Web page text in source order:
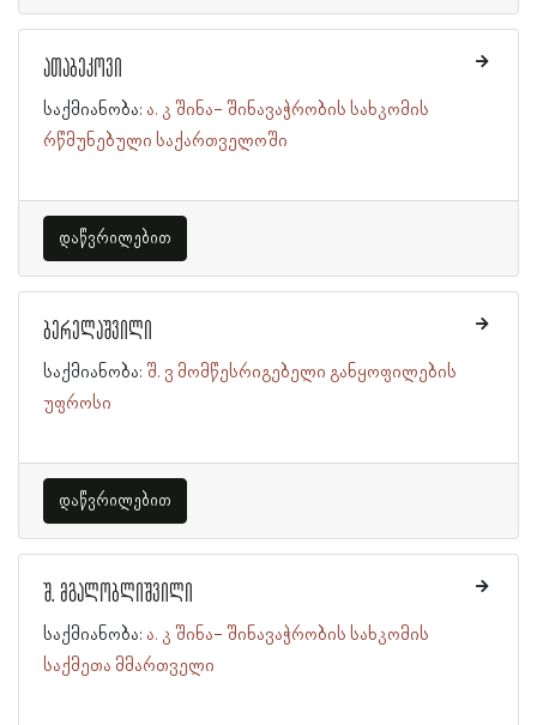
ათაბეკოვი
საქმიანობა: ა. კ შინა- შინავაჭრობის სახკომის
რწმუნებული საქართველოში
დაწვრილებით
ბერელაშვილი
საქმიანობა: შ. ვ მომწესრიგებელი განყოფილების
უფროსი
დაწვრილებით
შ. მგალობლიშვილი
საქმიანობა: ა. კ შინა- შინავაჭრობის სახკომის
საქმეთა მმართველი